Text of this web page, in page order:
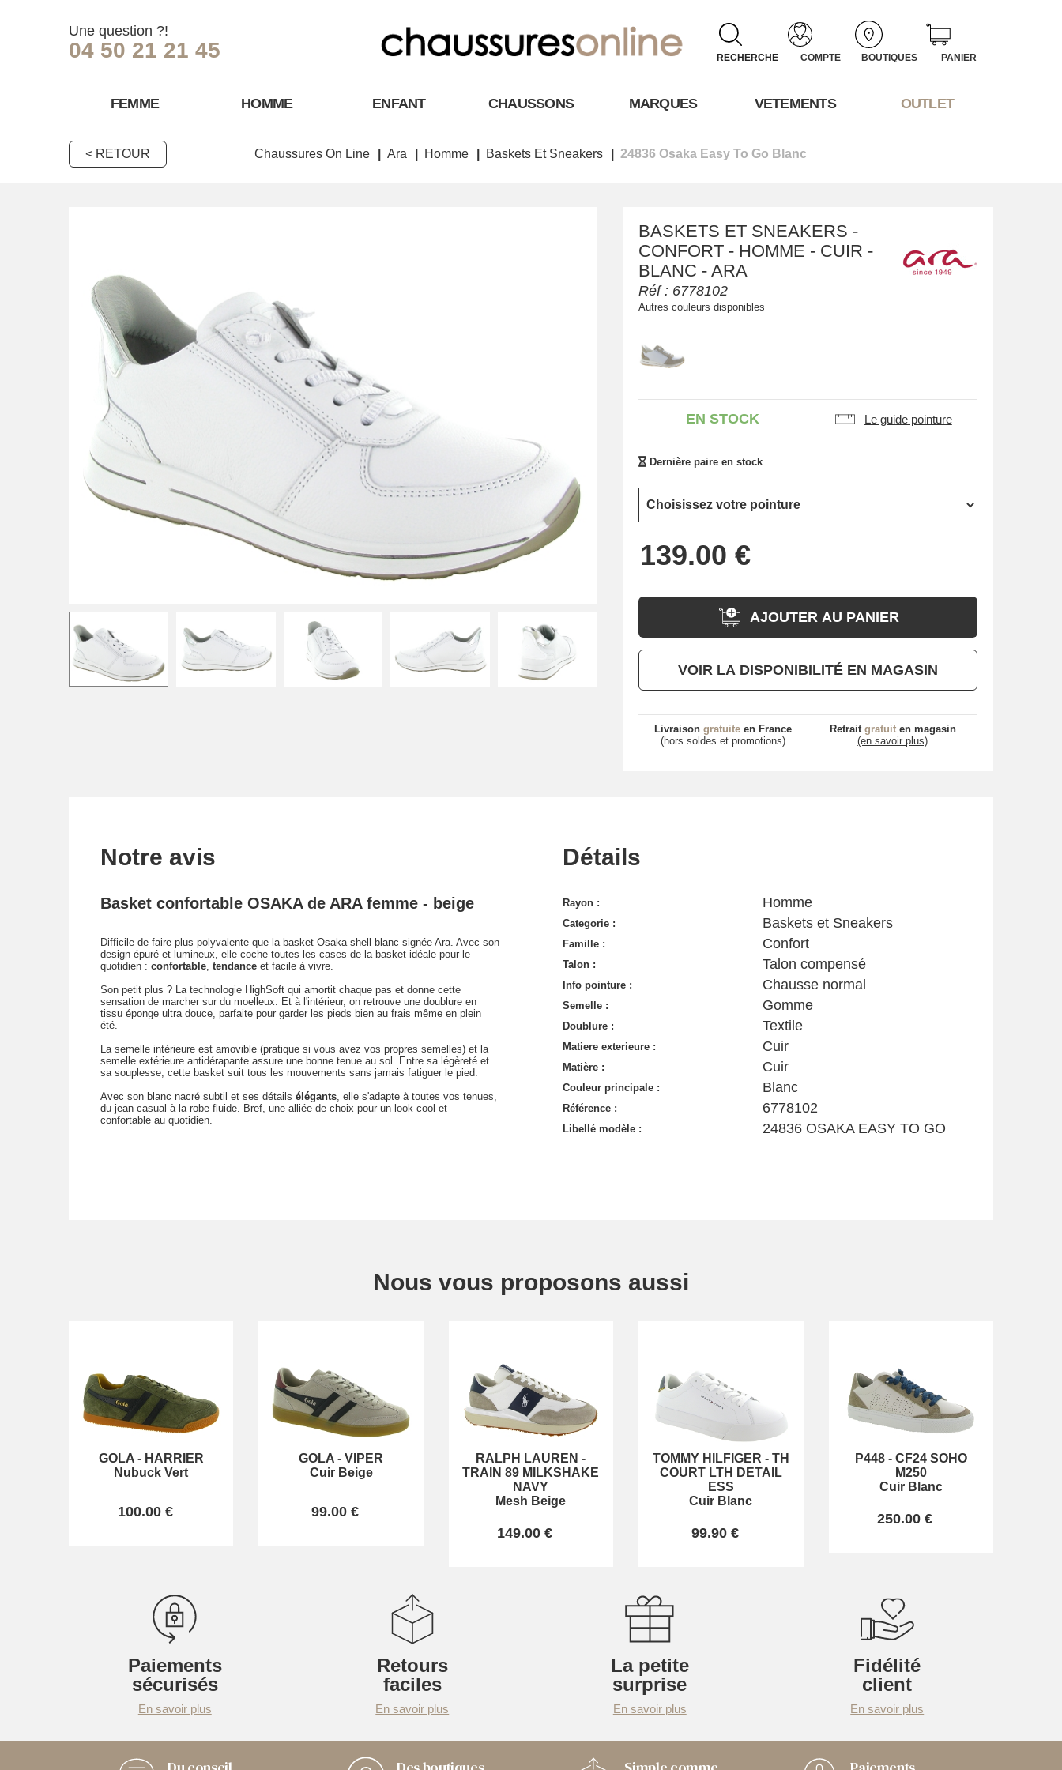
Une question ?!
04 50 21 21 45 RECHERCHE COMPTE BOUTIQUES PANIER
FEMME HOMME ENFANT CHAUSSONS MARQUES VETEMENTS OUTLET
< RETOUR Chaussures On Line Ara Homme Baskets Et Sneakers 24836 Osaka Easy To Go Blanc
BASKETS ET SNEAKERS -
CONFORT - HOMME - CUIR -
BLANC - ARA
Réf : 6778102
Autres couleurs disponibles
EN STOCK Le guide pointure
Dernière paire en stock
AJOUTER AU PANIER
VOIR LA DISPONIBILITÉ EN MAGASIN
Livraison gratuiteen France
(hors soldes et promotions)
Retrait gratuiten magasin
(en savoir plus)
Notre avis
Basket confortable OSAKA de ARA femme - beige
Difficile de faire plus polyvalente que la basket Osaka shell blanc signée Ara. Avec son
design épuré et lumineux, elle coche toutes les cases de la basket idéale pour le
quotidien : confortable, tendance et facile à vivre.
Son petit plus ? La technologie HighSoft qui amortit chaque pas et donne cette
sensation de marcher sur du moelleux. Et à l'intérieur, on retrouve une doublure en
tissu éponge ultra douce, parfaite pour garder les pieds bien au frais même en plein
été.
La semelle intérieure est amovible (pratique si vous avez vos propres semelles) et la
semelle extérieure antidérapante assure une bonne tenue au sol. Entre sa légèreté et
sa souplesse, cette basket suit tous les mouvements sans jamais fatiguer le pied.
Avec son blanc nacré subtil et ses détails élégants, elle s'adapte à toutes vos tenues,
du jean casual à la robe fluide. Bref, une alliée de choix pour un look cool et
confortable au quotidien.
Détails
Rayon : Homme
Categorie : Baskets et Sneakers
Famille : Confort
Talon : Talon compensé
Info pointure : Chausse normal
Semelle : Gomme
Doublure : Textile
Matiere exterieure : Cuir
Matière : Cuir
Couleur principale : Blanc
Référence : 6778102
Libellé modèle : 24836 OSAKA EASY TO GO
Nous vous proposons aussi
GOLA- HARRIER
Nubuck Vert
100.00 €
GOLA -VIPER
Cuir Beige
99.00 €
RALPH LAUREN -
TRAIN 89 MILKSHAKE
NAVY
Mesh Beige
149.00 €
TOMMY HILFIGER - TH
COURT LTH DETAIL
ESS
Cuir Blanc
99.90 €
P448- CF24 SOHO
M250
Cuir Blanc
250.00 €
Paiements
sécurisés
En savoir plus
Retours
faciles
En savoir plus
La petite
surprise
En savoir plus
Fidélité
client
En savoir plus